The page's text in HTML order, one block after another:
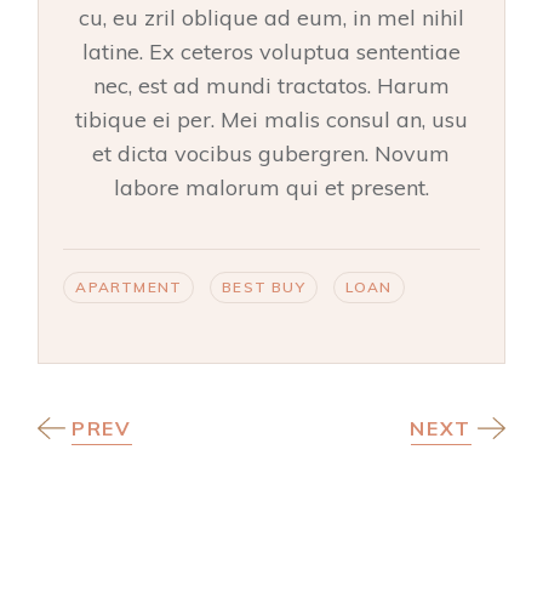
cu, eu zril oblique ad eum, in mel nihil
latine. Ex ceteros voluptua sententiae
nec, est ad mundi tractatos. Harum
tibique ei per. Mei malis consul an, usu
et dicta vocibus gubergren. Novum
labore malorum qui et present.
APARTMENT BEST BUY LOAN
PREV NEXT